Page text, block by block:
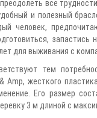
все
и полезный
человек,
для выживания с
тем
Amp, жесткого
Его размер
3 м длиной с